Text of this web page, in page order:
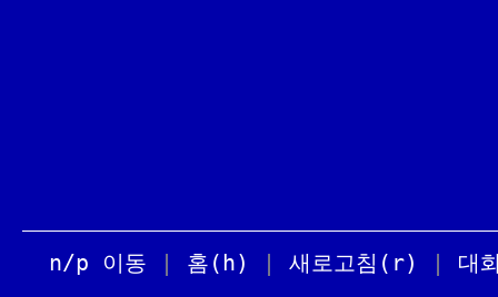
n/p 이동 | 홈(h) | 새로고침(r) | 대